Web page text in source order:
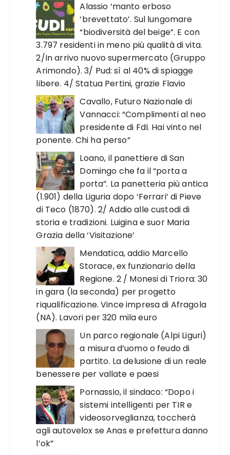
Alassio ‘manto erboso
‘brevettato’. Sul lungomare
“biodiversità del beige”. E con
3.797 residenti in meno più qualità di vita.
2/In arrivo nuovo supermercato (Gruppo
Arimondo). 3/ Pud: sì al 40% di spiagge
libere. 4/ Statua Pertini, grazie Flavio
Cavallo, Futuro Nazionale di
Vannacci: “Complimenti al neo
presidente di FdI. Hai vinto nel
ponente. Chi ha perso”
Loano, il panettiere di San
Domingo che fa il “porta a
porta”. La panetteria più antica
(1.901) della Liguria dopo ‘Ferrari’ di Pieve
di Teco (1870). 2/ Addio alle custodi di
storia e tradizioni. Luigina e suor Maria
Grazia della ‘Visitazione’
Mendatica, addio Marcello
Storace, ex funzionario della
Regione. 2 / Monesi di Triora: 30
in gara (la seconda) per progetto
riqualificazione. Vince impresa di Afragola
(NA). Lavori per 320 mila euro
Un parco regionale (Alpi Liguri)
a misura d’uomo o feudo di
partito. La delusione di un reale
benessere per vallate e paesi
Pornassio, il sindaco: “Dopo i
sistemi intelligenti per TIR e
videosorveglianza, toccherà
agli autovelox se Anas e prefettura danno
l’ok”